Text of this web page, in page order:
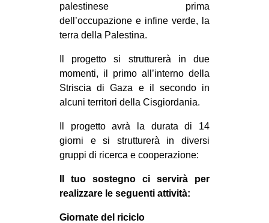
palestinese prima
dell’occupazione e infine verde, la
terra della Palestina.
Il progetto si strutturerà in due
momenti, il primo all’interno della
Striscia di Gaza e il secondo in
alcuni territori della Cisgiordania.
Il progetto avrà la durata di 14
giorni e si strutturerà in diversi
gruppi di ricerca e cooperazione:
Il tuo sostegno ci servirà per
realizzare le seguenti attività:
Giornate del riciclo